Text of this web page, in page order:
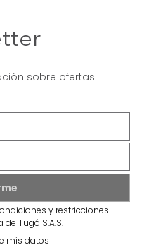
sobre ofertas
y restricciones
Tugó S.A.S.
mis datos